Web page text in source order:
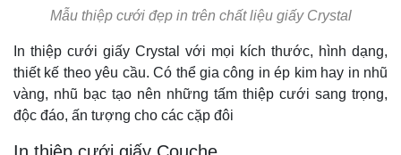
Mẫu thiệp cưới đẹp in trên chất liệu giấy Crystal
In thiệp cưới giấy Crystal với mọi kích thước, hình dạng,
thiết kế theo yêu cầu. Có thể gia công in ép kim hay in nhũ
vàng, nhũ bạc tạo nên những tấm thiệp cưới sang trọng,
độc đáo, ấn tượng cho các cặp đôi